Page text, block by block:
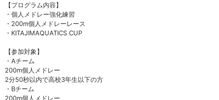
【プログラム内容】
・個人メドレー強化練習
・200m個人メドレーレース
・KITAJIMAQUATICS CUP
【参加対象】
・Aチーム
200m個人メドレー
2分50秒以内で高校3年生以下の方
・Bチーム
200m個人メドレー